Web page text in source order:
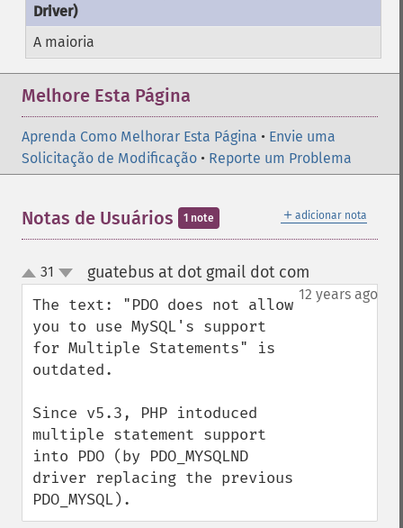
A maioria
Melhore Esta Página
Aprenda Como Melhorar Esta Página • Envie uma
Solicitação de Modificação • Reporte um Problema
＋ adicionar nota
Notas de Usuários 1 note
up
down
31 guatebus at dot gmail dot com
12 years ago
The text: "PDO does not allow
you to use MySQL's support
for Multiple Statements" is
outdated.
Since v5.3, PHP intoduced
multiple statement support
into PDO (by PDO_MYSQLND
driver replacing the previous
PDO_MYSQL).